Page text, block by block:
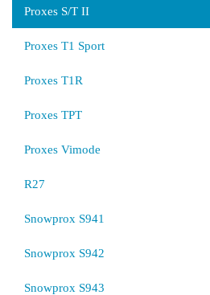
Proxes S/T II
Proxes T1 Sport
Proxes T1R
Proxes TPT
Proxes Vimode
R27
Snowprox S941
Snowprox S942
Snowprox S943